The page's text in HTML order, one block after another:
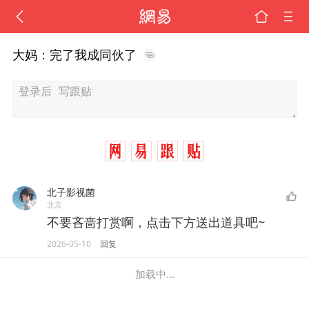
大妈：完了我成同伙了
北子影视菌
北京
不要吝啬打赏啊，点击下方送出道具吧~
2026-05-10 回复
加载中...